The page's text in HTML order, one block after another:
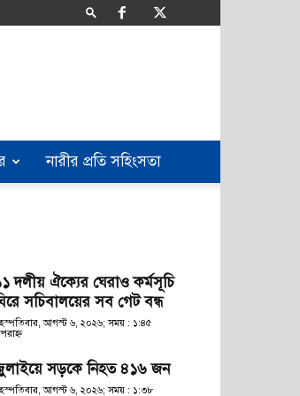
নারীর প্রতি সহিংসতা
দলীয় ঐক্যের ঘেরাও কর্মসূচি
সচিবালয়ের সব গেট বন্ধ
আগস্ট ৬, ২০২৬; সময় : ১:৪৫
সড়কে নিহত ৪১৬ জন
আগস্ট ৬, ২০২৬; সময় : ১:৩৮